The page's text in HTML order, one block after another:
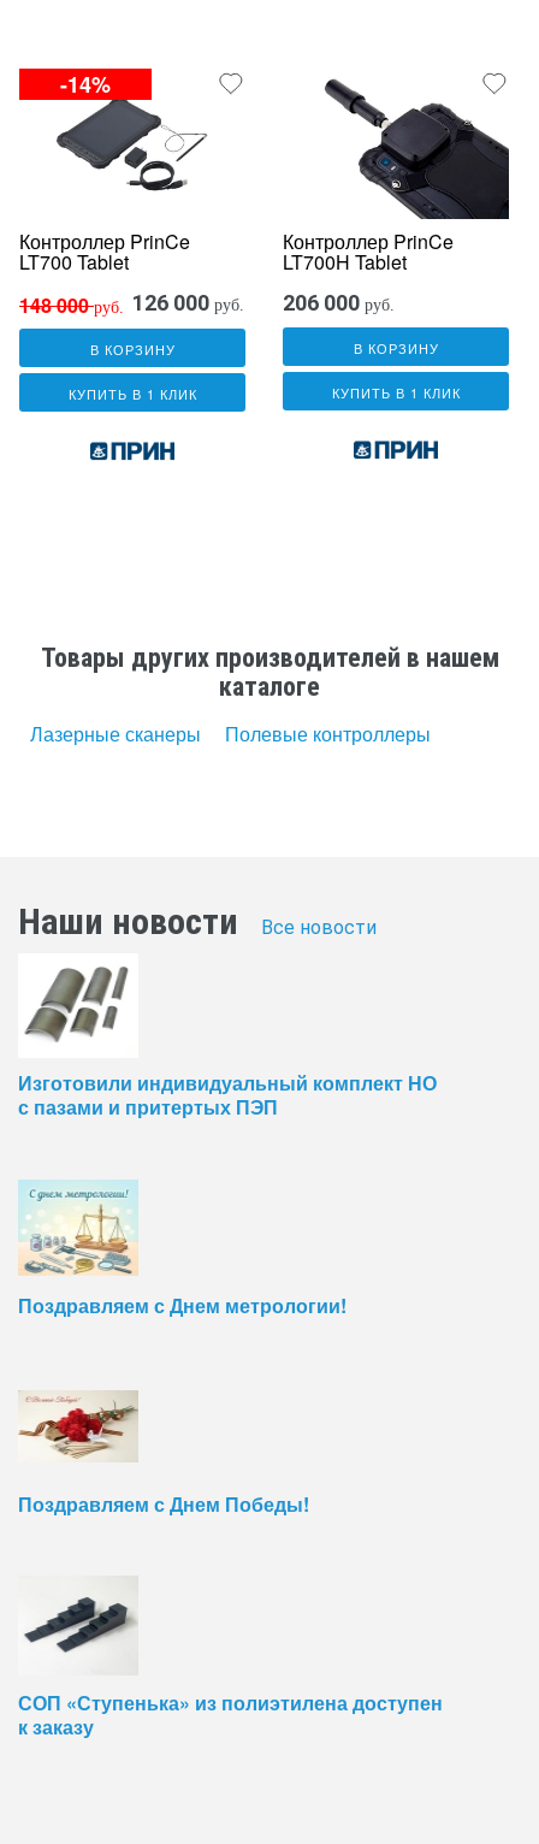
-14%
Контроллер PrinCe
LT700 Tablet
148 000руб. 126 000 руб.
В КОРЗИНУ
КУПИТЬ В 1 КЛИК
Контроллер PrinCe
LT700H Tablet
206 000 руб.
В КОРЗИНУ
КУПИТЬ В 1 КЛИК
Товары других производителей в нашем
каталоге
Лазерные сканеры Полевые контроллеры
Наши новости Все новости
Изготовили индивидуальный комплект НО
с пазами и притертых ПЭП
Поздравляем с Днем метрологии!
Поздравляем с Днем Победы!
СОП «Ступенька» из полиэтилена доступен
к заказу